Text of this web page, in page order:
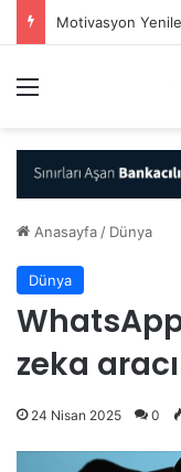
Motivasyon
Anasayfa / Dünya
Dünya
zeka
24 Nisan 2025 0